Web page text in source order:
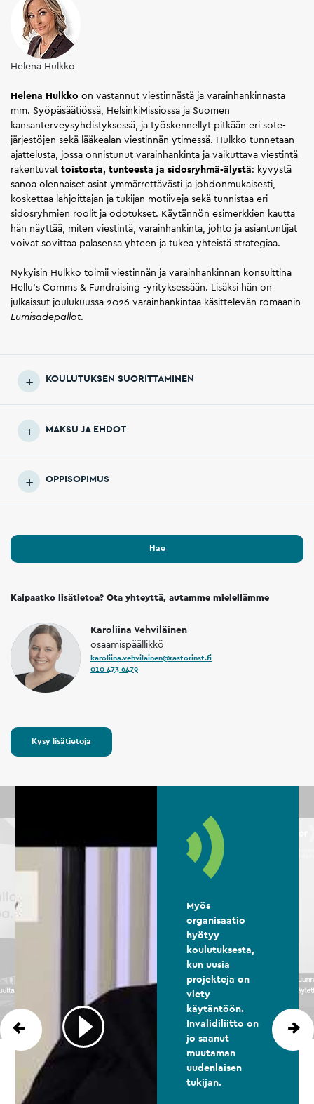
Helena Hulkko
Helena Hulkko on vastannut viestinnästä ja varainhankinnasta
mm. Syöpäsäätiössä, HelsinkiMissiossa ja Suomen
kansanterveysyhdistyksessä, ja työskennellyt pitkään eri sote-
järjestöjen sekä lääkealan viestinnän ytimessä. Hulkko tunnetaan
ajattelusta, jossa onnistunut varainhankinta ja vaikuttava viestintä
rakentuvat toistosta, tunteesta ja sidosryhmä-älystä: kyvystä
sanoa olennaiset asiat ymmärrettävästi ja johdonmukaisesti,
koskettaa lahjoittajan ja tukijan motiiveja sekä tunnistaa eri
sidosryhmien roolit ja odotukset. Käytännön esimerkkien kautta
hän näyttää, miten viestintä, varainhankinta, johto ja asiantuntijat
voivat sovittaa palasensa yhteen ja tukea yhteistä strategiaa.
Nykyisin Hulkko toimii viestinnän ja varainhankinnan konsulttina
Hellu’s Comms & Fundraising -yrityksessään. Lisäksi hän on
julkaissut joulukuussa 2026 varainhankintaa käsittelevän romaanin
Lumisadepallot.
KOULUTUKSEN SUORITTAMINEN
MAKSU JA EHDOT
OPPISOPIMUS
Hae
Kaipaatko lisätietoa? Ota yhteyttä, autamme mielellämme
Karoliina Vehviläinen
osaamispäällikkö
karoliina.vehvilainen@rastorinst.fi
010 473 6479
Kysy lisätietoja
Myös
organisaatio
hyötyy
koulutuksesta,
kun uusia
projekteja on
viety
käytäntöön.
Invalidiliitto on
jo saanut
muutaman
uudenlaisen
tukijan.